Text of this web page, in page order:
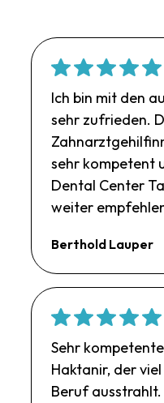
Ich bin mit den
sehr zufrieden.
sehr kompetent
Dental Center
weiter
Berthold Lauper
Sehr
Haktanir, der
Beruf